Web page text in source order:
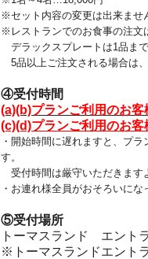
※セット内容の変更は出来ませ
※レストランでのお食事の注文
デラックスプレートは1品まで
5品以上ご注文される場合は、
④受付時間
(a)(b)プランご利用のお
(c)(d)プランご利用のお
・開始時間に遅れますと、プラ
す。
受付時間は厳守いただきます
・お連れ様全員がおそろいにな
⑤受付場所
トーマスランド エント
※トーマスランドエント